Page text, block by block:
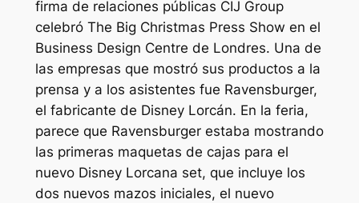
firma de relaciones públicas CIJ Group
celebró The Big Christmas Press Show en el
Business Design Centre de Londres. Una de
las empresas que mostró sus productos a la
prensa y a los asistentes fue Ravensburger,
el fabricante de Disney Lorcán. En la feria,
parece que Ravensburger estaba mostrando
las primeras maquetas de cajas para el
nuevoDisney Lorcana set, que incluye los
dos nuevos mazos iniciales, el nuevo